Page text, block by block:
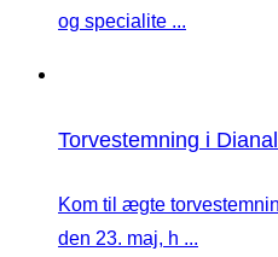
og specialite ...
Torvestemning i
Kom til ægte
den 23. maj, h ...